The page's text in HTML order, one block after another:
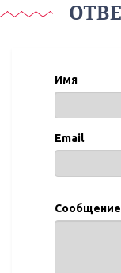
Имя
Email
Сообщение